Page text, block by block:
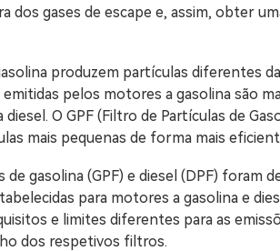
gases de escape e, assim, obter
produzem partículas diferentes
pelos motores a gasolina são
O GPF (Filtro de Partículas de
mais pequenas de forma mais
gasolina (GPF) e diesel (DPF) foram
para motores a gasolina e
e limites diferentes para as
dos respetivos filtros.